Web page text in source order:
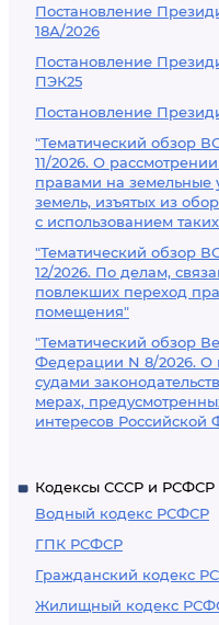
Постановление
18А/2026
Постановление
ПЭК25
Постановление
"Тематический обзор
11/2026. О
правами на земельные
земель, изъятых из
с использованием
"Тематический обзор
12/2026. По делам,
повлекших переход
помещения"
"Тематический обзор
Федерации N 8/2026.
судами
мерах,
интересов Российской
Кодексы СССР и РСФСР
Водный кодекс РСФСР
ГПК РСФСР
Гражданский кодекс
Жилищный кодекс